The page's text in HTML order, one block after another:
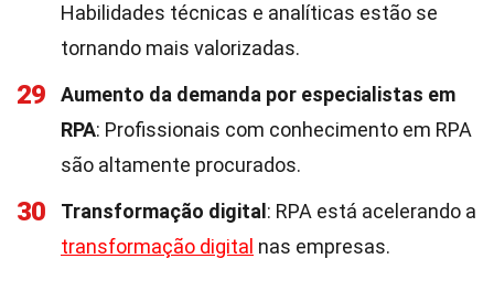
Habilidades técnicas e analíticas estão se
tornando mais valorizadas.
29
Aumento da demanda por especialistas em
RPA: Profissionais com conhecimento em RPA
são altamente procurados.
30 Transformação digital : RPA está acelerando a
transformação digital nas empresas.